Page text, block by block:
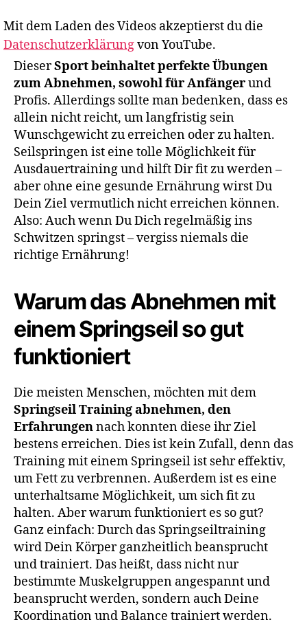
Mit dem Laden des Videos akzeptierst du die
Datenschutzerklärungvon YouTube.
DieserSport beinhaltet perfekte Übungen
zum Abnehmen, sowohl für Anfängerund
Profis. Allerdings sollte man bedenken, dass es
allein nicht reicht, um langfristig sein
Wunschgewicht zu erreichen oder zu halten.
Seilspringen ist eine tolle Möglichkeit für
Ausdauertraining und hilft Dir fit zu werden –
aber ohne eine gesunde Ernährung wirst Du
Dein Ziel vermutlich nicht erreichen können.
Also: Auch wenn Du Dich regelmäßig ins
Schwitzen springst – vergiss niemals die
richtige Ernährung!
Warum das Abnehmen mit
einem Springseil so gut
funktioniert
Die meisten Menschen, möchten mit dem
Springseil Training abnehmen, den
Erfahrungennach konnten diese ihr Ziel
bestens erreichen. Dies ist kein Zufall, denn das
Training mit einem Springseil ist sehr effektiv,
um Fett zu verbrennen. Außerdem ist es eine
unterhaltsame Möglichkeit, um sich fit zu
halten. Aber warum funktioniert es so gut?
Ganz einfach: Durch das Springseiltraining
wird Dein Körper ganzheitlich beansprucht
und trainiert. Das heißt, dass nicht nur
bestimmte Muskelgruppen angespannt und
beansprucht werden, sondern auch Deine
Koordination und Balance trainiert werden.